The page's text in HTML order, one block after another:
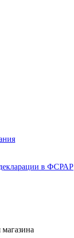
в ФСРАР